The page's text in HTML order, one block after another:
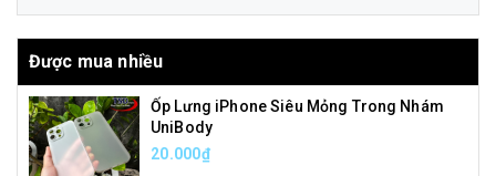
Được mua nhiều
Ốp Lưng iPhone Siêu Mỏng Trong Nhám
UniBody
20.000₫